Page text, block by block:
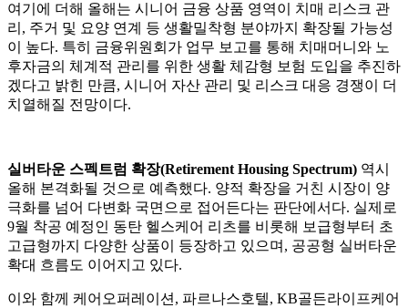
여기에 더해 올해는 시니어 금융 상품 영역이 치매 리스크 관
리, 주거 및 요양 연계 등 생활밀착형 분야까지 확장될 가능성
이 높다. 특히 금융위원회가 업무 보고를 통해 치매머니와 노
후자금의 체계적 관리를 위한 생활 체감형 보험 도입을 추진하
겠다고 밝힌 만큼, 시니어 자산 관리 및 리스크 대응 경쟁이 더
치열해질 전망이다.
실버타운 스펙트럼 확장(Retirement Housing Spectrum) 역시
올해 본격화될 것으로 예측했다. 양적 확장을 거친 시장이 양
극화를 넘어 다변화 국면으로 접어든다는 판단에서다. 실제로
9월 착공 예정인 동탄 헬스케어 리츠를 비롯해 보급형부터 초
고급형까지 다양한 상품이 등장하고 있으며, 공공형 실버타운
확대 흐름도 이어지고 있다.
이와 함께 케어오퍼레이션, 파르나스호텔, KB골든라이프케어